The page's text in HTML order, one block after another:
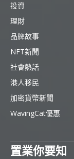
投資
理財
品牌故事
NFT新聞
社會熱話
港人移民
加密貨幣新聞
WavingCat優惠
置業你要知